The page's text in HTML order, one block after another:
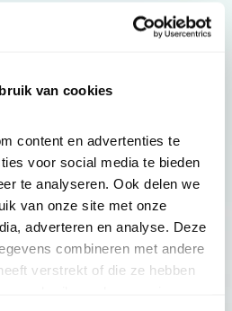
van cookies
content en advertenties te
voor social media te bieden
te analyseren. Ook delen we
van onze site met onze
adverteren en analyse. Deze
combineren met andere
verstrekt of die ze hebben
inspiratie, acties en tips
van Vogelbescherming.